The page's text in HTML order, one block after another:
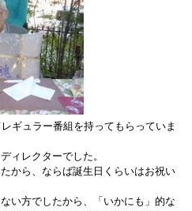
ギュラー番組を持ってもらっていま
ィレクターでした。
から、ならば誕生日くらいはお祝い
い方でしたから、「いかにも」的な